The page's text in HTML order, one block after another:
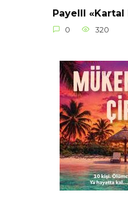
Payelll «Kartal
0 320